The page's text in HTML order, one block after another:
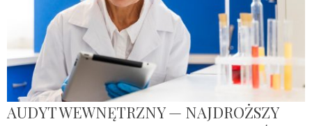
AUDYT WEWNĘTRZNY — NAJDROŻSZY